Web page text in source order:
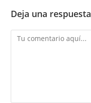
Deja una respuesta
Comentario